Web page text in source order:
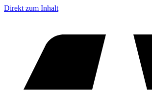
Direkt zum Inhalt